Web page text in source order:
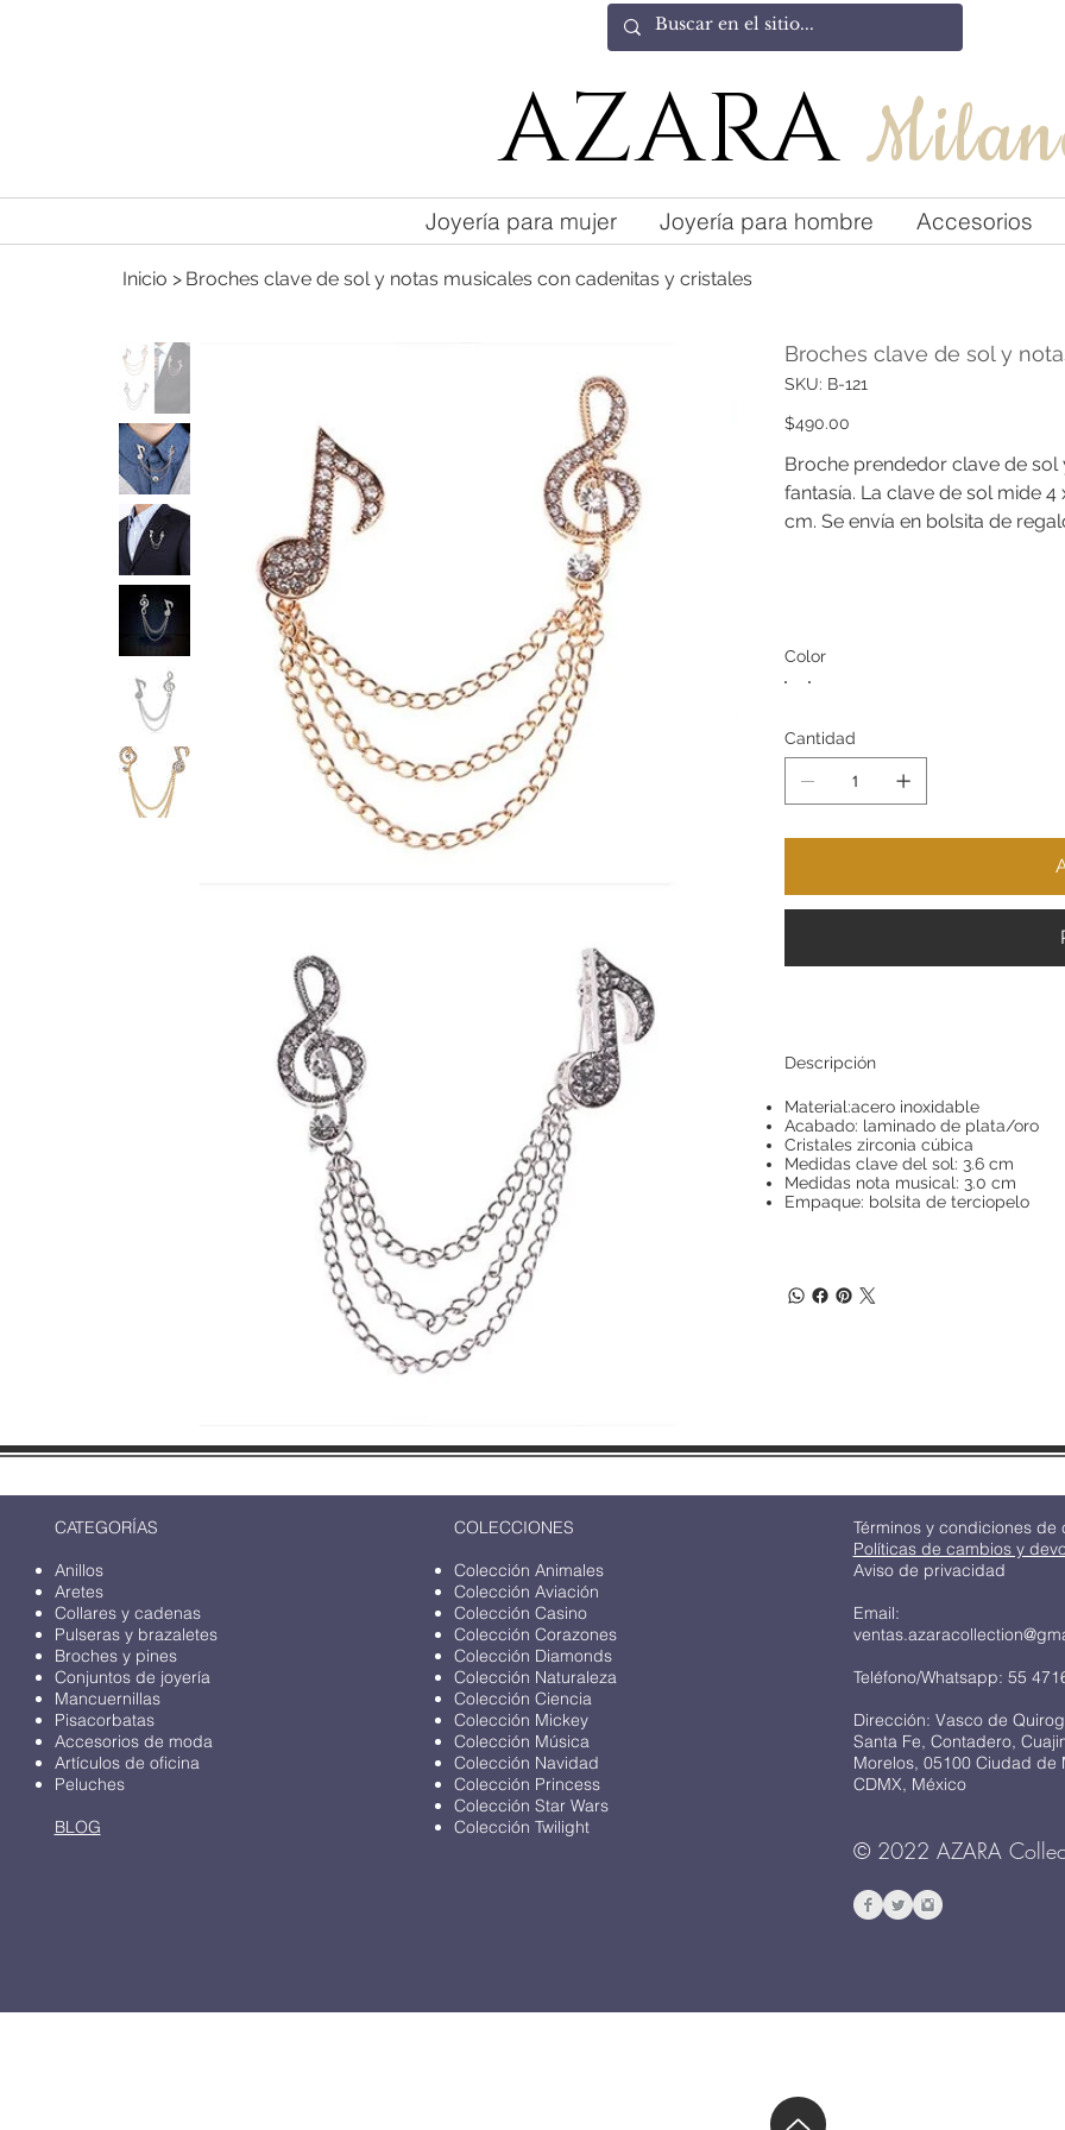
AZARA
Joyería para mujer Joyería para hombre Accesorios
Inicio > Broches clave de sol y notas musicales con cadenitas y cristales
Broches clave de sol y
SKU: SKU
B-
B-121
Precio
$490.00
Broche prendedor clave de
fantasía. La clave de sol mide
cm. Se envía en bolsita de
Color
Cantidad
Descripción
Material:acero inoxidable
Acabado: laminado de plata/oro
Cristales zirconia cúbica
Medidas clave del sol: 3.6 cm
Medidas nota musical: 3.0 cm
Empaque: bolsita de terciopelo
CATEGORÍAS
Anillos
Aretes
Collares y cadenas
Pulseras y brazaletes
Broches y pines
Conjuntos de joyería
Mancuernillas
Pisacorbatas
Accesorios de moda
Artículos de oficina
Peluches
BLOG
COLECCIONES
Colección Animales
Colección Aviación
Colección Casino
Colección Corazones
Colección Diamonds
Colección Naturaleza
Colección Ciencia
Colección Mickey
Colección Música
Colección Navidad
Colección Princess
Colección Star Wars
Colección Twilight
Términos y condiciones de
Políticas de cambios y
Aviso de privacidad
Email:
Teléfono/Whatsapp: 55
Dirección: Vasco de
Santa Fe, Contadero,
Morelos, 05100 Ciudad de
CDMX, México
© 2022 AZARA